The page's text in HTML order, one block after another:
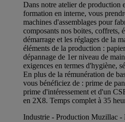
Dans notre atelier de production
formation en interne, vous
machines d'assemblages pour
composants nos boites, coffrets,
démarrage et les réglages de la
éléments de la production :
dépannage de 1er niveau de
exigences en termes d'hygiène,
En plus de la rémunération de
vous bénéficiez de : prime de
prime d'intéressement et d'un
en 2X8. Temps complet à 35
Industrie - Production Muzillac -